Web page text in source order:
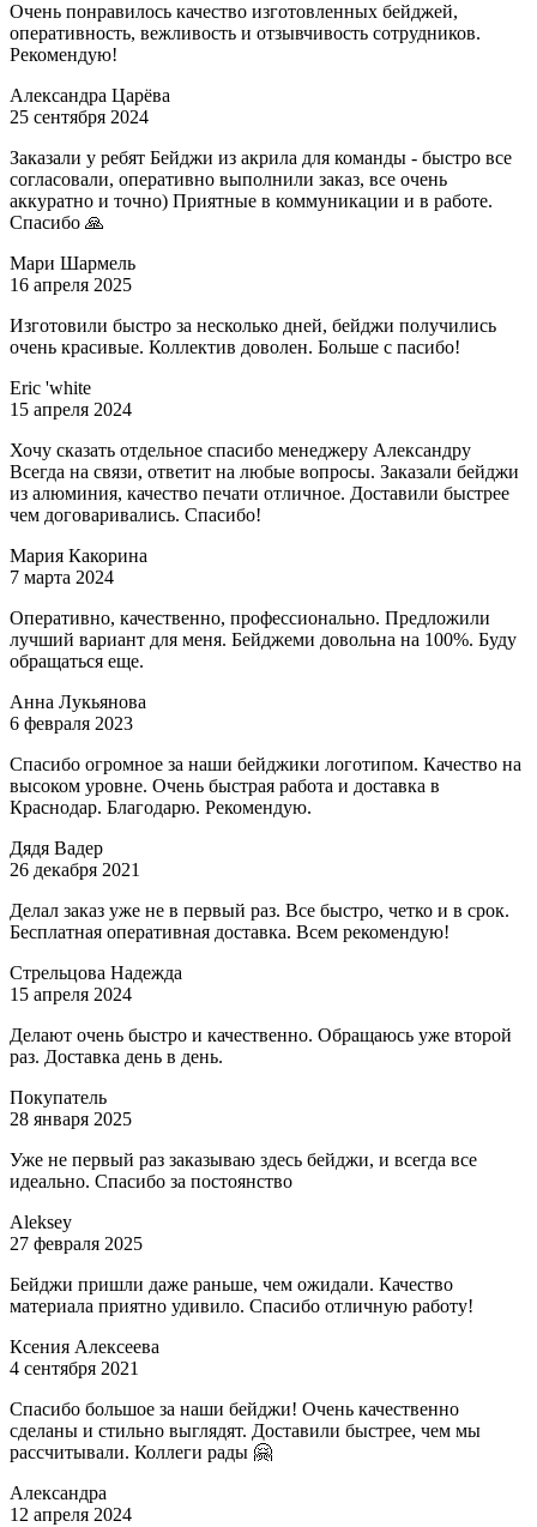
Очень понравилось качество изготовленных бейджей,
оперативность, вежливость и отзывчивость сотрудников.
Рекомендую!
Александра Царёва
25 сентября 2024
Заказали у ребят Бейджи из акрила для команды - быстро все
согласовали, оперативно выполнили заказ, все очень
аккуратно и точно) Приятные в коммуникации и в работе.
Спасибо 🙏
Мари Шармель
16 апреля 2025
Изготовили быстро за несколько дней, бейджи получились
очень красивые. Коллектив доволен. Больше с пасибо!
Eric 'white
15 апреля 2024
Хочу сказать отдельное спасибо менеджеру Александру
Всегда на связи, ответит на любые вопросы. Заказали бейджи
из алюминия, качество печати отличное. Доставили быстрее
чем договаривались. Спасибо!
Мария Какорина
7 марта 2024
Оперативно, качественно, профессионально. Предложили
лучший вариант для меня. Бейджеми довольна на 100%. Буду
обращаться еще.
Анна Лукьянова
6 февраля 2023
Спасибо огромное за наши бейджики логотипом. Качество на
высоком уровне. Очень быстрая работа и доставка в
Краснодар. Благодарю. Рекомендую.
Дядя Вадер
26 декабря 2021
Делал заказ уже не в первый раз. Все быстро, четко и в срок.
Бесплатная оперативная доставка. Всем рекомендую!
Стрельцова Надежда
15 апреля 2024
Делают очень быстро и качественно. Обращаюсь уже второй
раз. Доставка день в день.
Покупатель
28 января 2025
Уже не первый раз заказываю здесь бейджи, и всегда все
идеально. Спасибо за постоянство
Aleksey
27 февраля 2025
Бейджи пришли даже раньше, чем ожидали. Качество
материала приятно удивило. Спасибо отличную работу!
Ксения Алексеева
4 сентября 2021
Спасибо большое за наши бейджи! Очень качественно
сделаны и стильно выглядят. Доставили быстрее, чем мы
рассчитывали. Коллеги рады 🤗
Александра
12 апреля 2024